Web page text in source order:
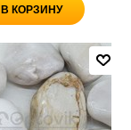
В КОРЗИНУ